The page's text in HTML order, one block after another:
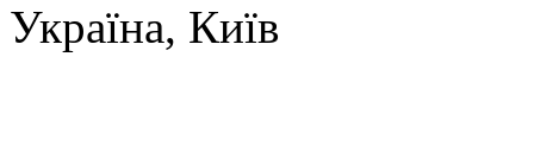
Україна, Київ